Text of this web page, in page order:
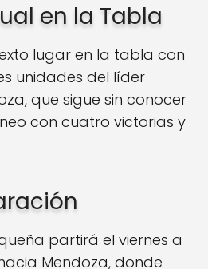
en la Tabla
lugar en la tabla con
unidades del líder
que sigue sin conocer
con cuatro victorias y
partirá el viernes a
Mendoza, donde